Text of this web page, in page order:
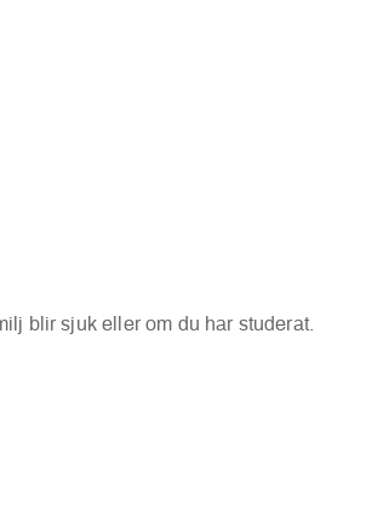
blir sjuk eller om du har studerat.